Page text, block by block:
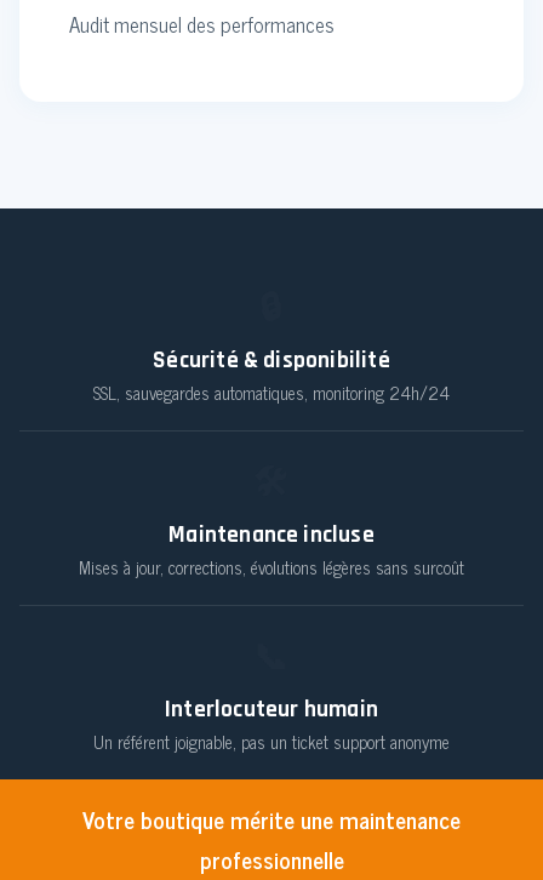
Audit mensuel des performances
Sécurité & disponibilité
SSL, sauvegardes automatiques, monitoring 24h/24
Maintenance incluse
Mises à jour, corrections, évolutions légères sans surcoût
Interlocuteur humain
Un référent joignable, pas un ticket support anonyme
Votre boutique mérite une maintenance
professionnelle